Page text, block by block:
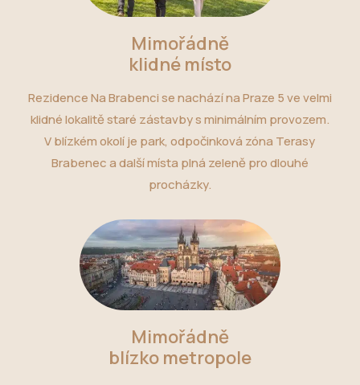
Mimořádně
klidné místo
Rezidence Na Brabenci se nachází na Praze 5 ve velmi
klidné lokalitě staré zástavby s minimálním provozem.
V blízkém okolí je park, odpočinková zóna Terasy
Brabenec a další místa plná zeleně pro dlouhé
procházky.
Mimořádně
blízko metropole